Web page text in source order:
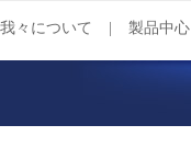
我々について 製品中心